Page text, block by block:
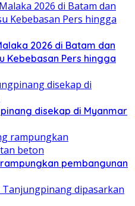
2026 di Batam dan
Kebebasan Pers hingga
disekap di Myanmar
pembangunan